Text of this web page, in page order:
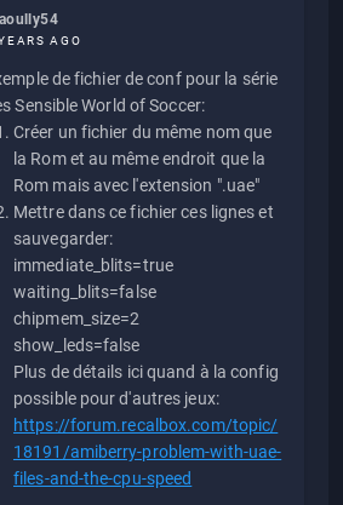
AGO
de fichier de conf pour la série
Sensible World of Soccer:
Créer un fichier du même nom que
la Rom et au même endroit que la
Rom mais avec l'extension ".uae"
Mettre dans ce fichier ces lignes et
sauvegarder:
immediate_blits=true
waiting_blits=false
chipmem_size=2
show_leds=false
Plus de détails ici quand à la config
possible pour d'autres jeux:
https://forum.recalbox.com/topic/
18191/amiberry-problem-with-uae-
files-and-the-cpu-speed